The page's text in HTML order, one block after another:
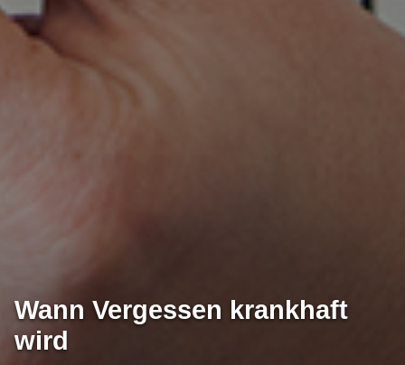
Wann Vergessen krankhaft
wird